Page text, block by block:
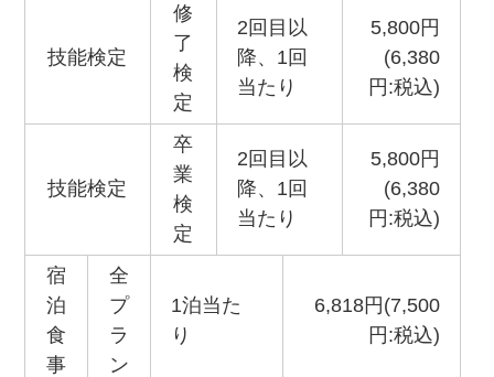
技能検定
修
了
検
定
2回目以
降、1回
当たり
5,800円
(6,380
円:税込)
技能検定
卒
業
検
定
2回目以
降、1回
当たり
5,800円
(6,380
円:税込)
宿
泊
食
事
全
プ
ラ
ン
1泊当た
り
6,818円(7,500
円:税込)